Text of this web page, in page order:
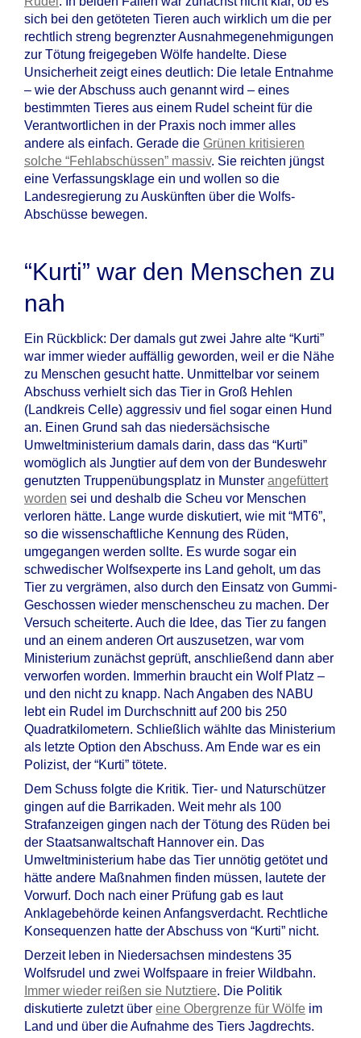
sich bei den getöteten Tieren auch wirklich um die per
rechtlich streng begrenzter Ausnahmegenehmigungen
zur Tötung freigegeben Wölfe handelte. Diese
Unsicherheit zeigt eines deutlich: Die letale Entnahme
– wie der Abschuss auch genannt wird – eines
bestimmten Tieres aus einem Rudel scheint für die
Verantwortlichen in der Praxis noch immer alles
andere als einfach. Gerade die Grünen kritisieren
solche “Fehlabschüssen” massiv. Sie reichten jüngst
eine Verfassungsklage ein und wollen so die
Landesregierung zu Auskünften über die Wolfs-
Abschüsse bewegen.
“Kurti” war den Menschen zu
nah
Ein Rückblick: Der damals gut zwei Jahre alte “Kurti”
war immer wieder auffällig geworden, weil er die Nähe
zu Menschen gesucht hatte. Unmittelbar vor seinem
Abschuss verhielt sich das Tier in Groß Hehlen
(Landkreis Celle) aggressiv und fiel sogar einen Hund
an. Einen Grund sah das niedersächsische
Umweltministerium damals darin, dass das “Kurti”
womöglich als Jungtier auf dem von der Bundeswehr
genutzten Truppenübungsplatz in Munster angefüttert
worden sei und deshalb die Scheu vor Menschen
verloren hätte. Lange wurde diskutiert, wie mit “MT6”,
so die wissenschaftliche Kennung des Rüden,
umgegangen werden sollte. Es wurde sogar ein
schwedischer Wolfsexperte ins Land geholt, um das
Tier zu vergrämen, also durch den Einsatz von Gummi-
Geschossen wieder menschenscheu zu machen. Der
Versuch scheiterte. Auch die Idee, das Tier zu fangen
und an einem anderen Ort auszusetzen, war vom
Ministerium zunächst geprüft, anschließend dann aber
verworfen worden. Immerhin braucht ein Wolf Platz –
und den nicht zu knapp. Nach Angaben des NABU
lebt ein Rudel im Durchschnitt auf 200 bis 250
Quadratkilometern. Schließlich wählte das Ministerium
als letzte Option den Abschuss. Am Ende war es ein
Polizist, der “Kurti” tötete.
Dem Schuss folgte die Kritik. Tier- und Naturschützer
gingen auf die Barrikaden. Weit mehr als 100
Strafanzeigen gingen nach der Tötung des Rüden bei
der Staatsanwaltschaft Hannover ein. Das
Umweltministerium habe das Tier unnötig getötet und
hätte andere Maßnahmen finden müssen, lautete der
Vorwurf. Doch nach einer Prüfung gab es laut
Anklagebehörde keinen Anfangsverdacht. Rechtliche
Konsequenzen hatte der Abschuss von “Kurti” nicht.
Derzeit leben in Niedersachsen mindestens 35
Wolfsrudel und zwei Wolfspaare in freier Wildbahn.
Immer wieder reißen sie Nutztiere. Die Politik
diskutierte zuletzt über eine Obergrenze für Wölfe im
Land und über die Aufnahme des Tiers Jagdrechts.